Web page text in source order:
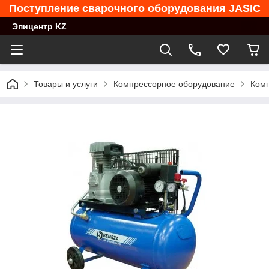
Поступление сварочного оборудования JASIC
Эпицентр KZ
Товары и услуги Компрессорное оборудование